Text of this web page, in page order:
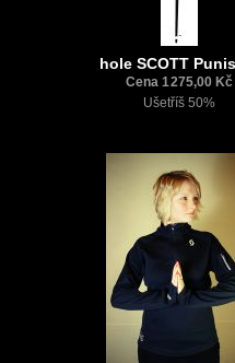
hole SCOTT
Cena 1 275,00 Kč
Ušetříš 50%